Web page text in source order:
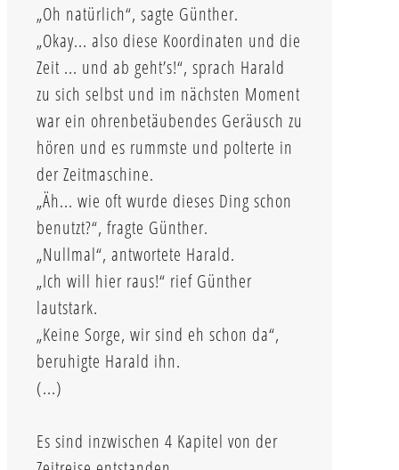
„Oh natürlich“, sagte Günther.
„Okay... also diese Koordinaten und die
Zeit ... und ab geht’s!“, sprach Harald
zu sich selbst und im nächsten Moment
war ein ohrenbetäubendes Geräusch zu
hören und es rummste und polterte in
der Zeitmaschine.
„Äh... wie oft wurde dieses Ding schon
benutzt?“, fragte Günther.
„Nullmal“, antwortete Harald.
„Ich will hier raus!“ rief Günther
lautstark.
„Keine Sorge, wir sind eh schon da“,
beruhigte Harald ihn.
(...)
Es sind inzwischen 4 Kapitel von der